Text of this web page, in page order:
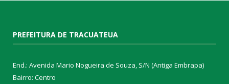
PREFEITURA DE TRACUATEUA
End.: Avenida Mario Nogueira de Souza, S/N (Antiga Embrapa)
Bairro: Centro